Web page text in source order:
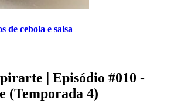
de cebola e salsa
| Episódio #010 -
(Temporada 4)